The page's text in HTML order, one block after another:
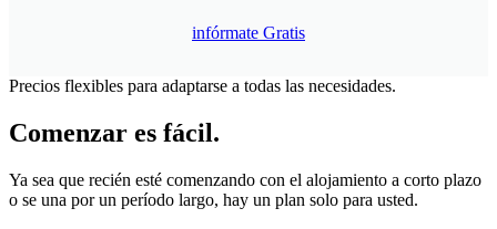
infórmate Gratis
Precios flexibles para adaptarse a todas las necesidades.
Comenzar es fácil.
Ya sea que recién esté comenzando con el alojamiento a corto plazo
o se una por un período largo, hay un plan solo para usted.